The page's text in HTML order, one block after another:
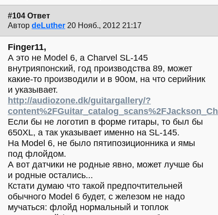
#104 Ответ
Автор deLuther 20 Нояб., 2012 21:17
Finger11,
А это не Model 6, а Charvel SL-145
внутрияпонский, год производства 89, может
какие-то производили и в 90ом, на что серийник
и указывает.
http://audiozone.dk/guitargallery/?
Если бы не логотип в форме гитары, то был бы
650XL, а так указывает именно на SL-145.
На Model 6, не было пятипозиционника и ямы
под флойдом.
А вот датчики не родные явно, может лучше бы
и родные остались...
Кстати думаю что такой предпочтительней
обычного Model 6 будет, с железом не надо
мучаться: флойд нормальный и топлок